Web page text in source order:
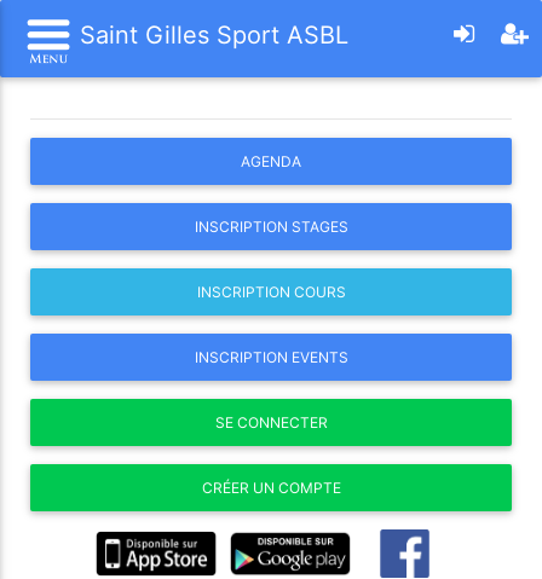
Saint Gilles Sport ASBL
AGENDA
INSCRIPTION STAGES
INSCRIPTION COURS
INSCRIPTION EVENTS
SE CONNECTER
CRÉER UN COMPTE